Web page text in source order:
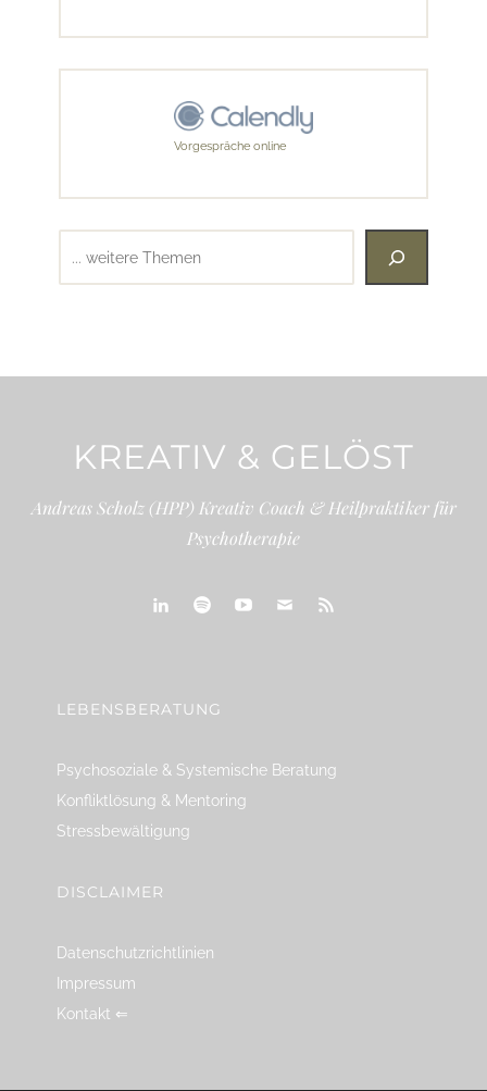
Vorgespräche online
KREATIV & GELÖST
Andreas Scholz (HPP) Kreativ Coach & Heilpraktiker für
Psychotherapie
LEBENSBERATUNG
Psychosoziale & Systemische Beratung
Konfliktlösung & Mentoring
Stressbewältigung
DISCLAIMER
Datenschutzrichtlinien
Impressum
Kontakt ⇐